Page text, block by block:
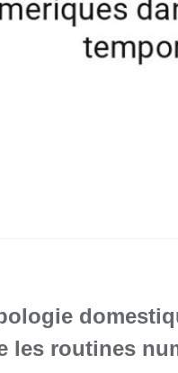
les routines